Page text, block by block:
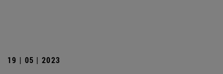
19 | 05 | 2023